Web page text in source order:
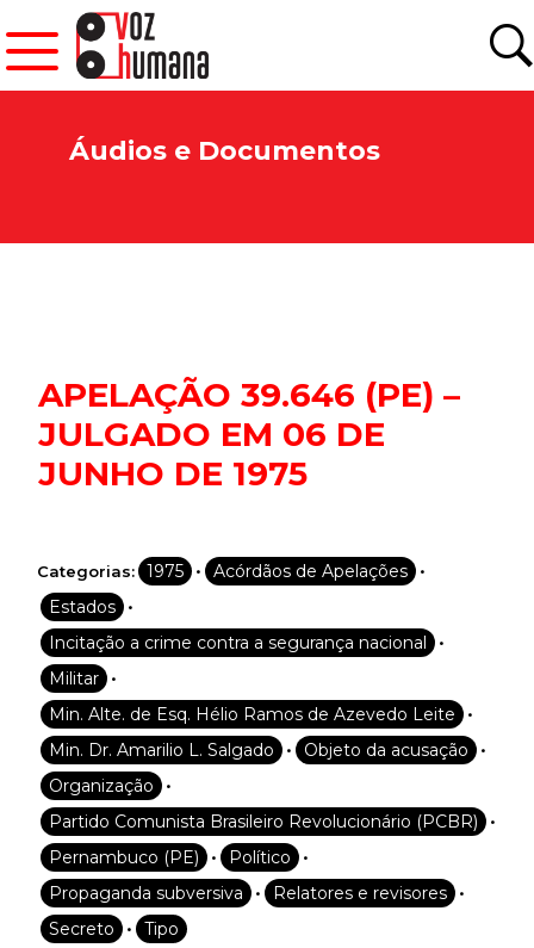
Áudios e Documentos
APELAÇÃO 39.646 (PE) –
JULGADO EM 06 DE
JUNHO DE 1975
Categorias: 1975 • Acórdãos de Apelações •
Estados •
Incitação a crime contra a segurança nacional •
Militar •
Min. Alte. de Esq. Hélio Ramos de Azevedo Leite •
Min. Dr. Amarilio L. Salgado • Objeto da acusação •
Organização •
Partido Comunista Brasileiro Revolucionário (PCBR) •
Pernambuco (PE) • Político •
Propaganda subversiva • Relatores e revisores •
Secreto • Tipo